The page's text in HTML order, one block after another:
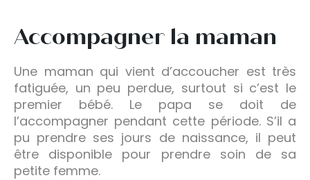
Accompagner la maman
Une maman qui vient d’accoucher est très
fatiguée, un peu perdue, surtout si c’est le
premier bébé. Le papa se doit de
l’accompagner pendant cette période. S’il a
pu prendre ses jours de naissance, il peut
être disponible pour prendre soin de sa
petite femme.